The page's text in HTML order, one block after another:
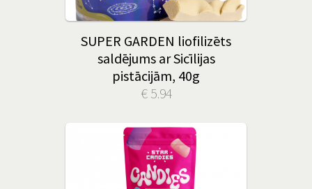
SUPER GARDEN liofilizēts
saldējums ar Sicīlijas
pistācijām, 40g
€ 5.94